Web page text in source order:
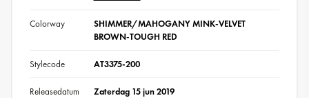
Colorway
SHIMMER/MAHOGANY MINK-VELVET
BROWN-TOUGH RED
Stylecode AT3375-200
Releasedatum Zaterdag 15 jun 2019